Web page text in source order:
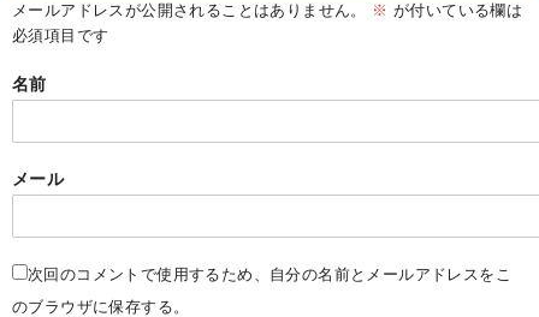
メールアドレスが公開されることはありません。 ※ が付いている欄は
必須項目です
名前
メール
次回のコメントで使用するため、自分の名前とメールアドレスをこ
のブラウザに保存する。